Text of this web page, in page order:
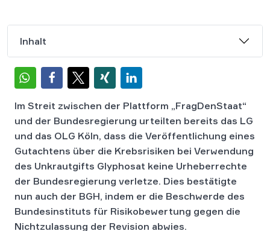
Inhalt
Im Streit zwischen der Plattform „FragDenStaat“
und der Bundesregierung urteilten bereits das LG
und das OLG Köln, dass die Veröffentlichung eines
Gutachtens über die Krebsrisiken bei Verwendung
des Unkrautgifts Glyphosat keine Urheberrechte
der Bundesregierung verletze. Dies bestätigte
nun auch der BGH, indem er die Beschwerde des
Bundesinstituts für Risikobewertung gegen die
Nichtzulassung der Revision abwies.